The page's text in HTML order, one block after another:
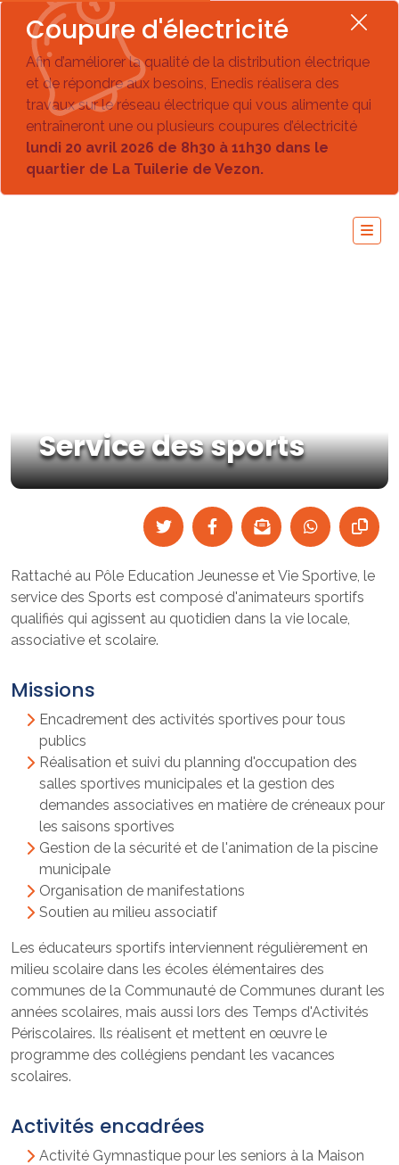
Coupure d'électricité
Afin d’améliorer la qualité de la distribution électrique
et de répondre aux besoins, Enedis réalisera des
travaux sur le réseau électrique qui vous alimente qui
entraîneront une ou plusieurs coupures d’électricité
lundi 20 avril 2026 de 8h30 à 11h30 dans le
quartier de La Tuilerie de Vezon.
Service des sports
Rattaché au Pôle Education Jeunesse et Vie Sportive, le
service des Sports est composé d'animateurs sportifs
qualifiés qui agissent au quotidien dans la vie locale,
associative et scolaire.
Missions
Encadrement des activités sportives pour tous
publics
Réalisation et suivi du planning d'occupation des
salles sportives municipales et la gestion des
demandes associatives en matière de créneaux pour
les saisons sportives
Gestion de la sécurité et de l'animation de la piscine
municipale
Organisation de manifestations
Soutien au milieu associatif
Les éducateurs sportifs interviennent régulièrement en
milieu scolaire dans les écoles élémentaires des
communes de la Communauté de Communes durant les
années scolaires, mais aussi lors des Temps d'Activités
Périscolaires. Ils réalisent et mettent en œuvre le
programme des collégiens pendant les vacances
scolaires.
Activités encadrées
Activité Gymnastique pour les seniors à la Maison